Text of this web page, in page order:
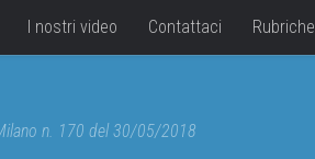
I nostri video Contattaci Rubriche
n. 170 del 30/05/2018